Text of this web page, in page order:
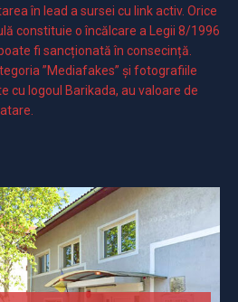
în lead a sursei cu link activ. Orice
constituie o încălcare a Legii 8/1996
fi sancționată în consecință.
”Mediafakes” și fotografiile
cu logoul Barikada, au valoare de